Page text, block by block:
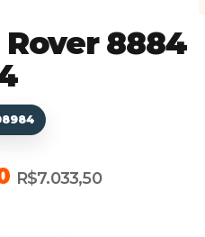
8884
R$7.033,50